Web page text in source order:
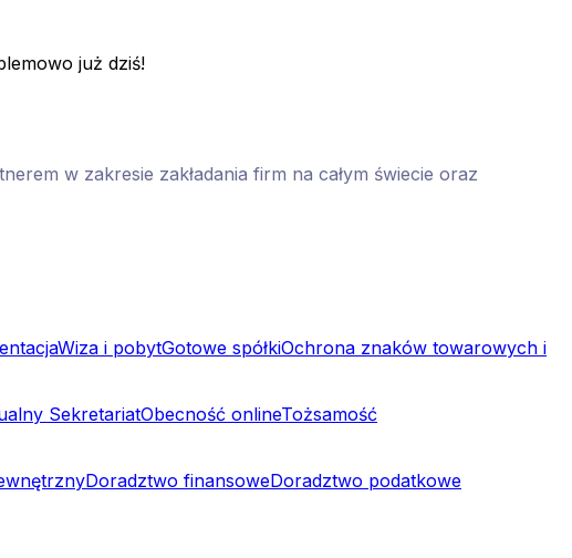
już dziś!
w zakresie zakładania firm na całym świecie oraz
Wiza i pobytGotowe spółkiOchrona znaków towarowych i
SekretariatObecność onlineTożsamość
Doradztwo finansoweDoradztwo podatkowe